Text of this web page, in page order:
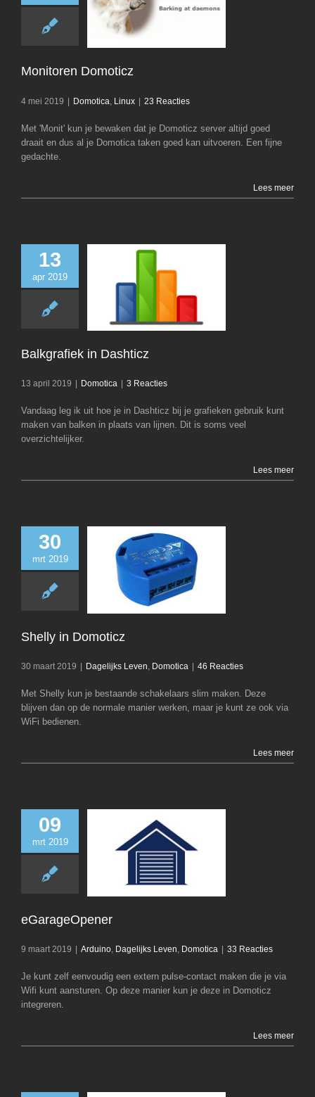
Monitoren Domoticz
4 mei 2019 | Domotica Linux | 23 Reacties
Met 'Monit' kun je bewaken dat je Domoticz server altijd goed
draait en dus al je Domotica taken goed kan uitvoeren. Een fijne
gedachte.
Lees meer
13
apr 2019
Balkgrafiek in Dashticz
13 april 2019 Domotica 3 Reacties
Vandaag leg ik uit hoe je in Dashticz bij je grafieken gebruik kunt
maken van balken in plaats van lijnen. Dit is soms veel
overzichtelijker.
Lees meer
30
mrt 2019
Shelly in Domoticz
30 maart 2019 Dagelijks Leven, Domotica 46 Reacties
Met Shelly kun je bestaande schakelaars slim maken. Deze
blijven dan op de normale manier werken, maar je kunt ze ook via
WiFi bedienen.
Lees meer
09
mrt 2019
eGarageOpener
9 maart 2019 Arduino, Dagelijks Leven, Domotica 33 Reacties
Je kunt zelf eenvoudig een extern pulse-contact maken die je via
Wifi kunt aansturen. Op deze manier kun je deze in Domoticz
integreren.
Lees meer